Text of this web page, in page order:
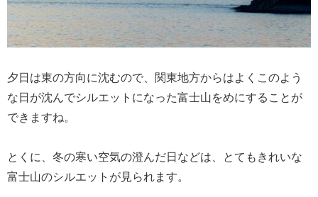
夕日は東の方向に沈むので、関東地方からはよくこのよう
な日が沈んでシルエットになった富士山をめにすることが
できますね。
とくに、冬の寒い空気の澄んだ日などは、とてもきれいな
富士山のシルエットが見られます。